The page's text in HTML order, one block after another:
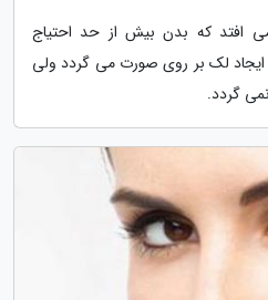
می افتد که بدن بیش از حد احتیاج
ایجاد لک بر روی صورت می گردد ولی
گردد.